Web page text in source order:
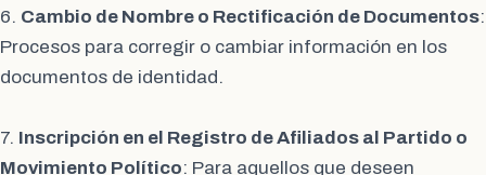
6. Cambio de Nombre o Rectificación de Documentos:
Procesos para corregir o cambiar información en los
documentos de identidad.
7. Inscripción en el Registro de Afiliados al Partido o
Movimiento Político: Para aquellos que deseen